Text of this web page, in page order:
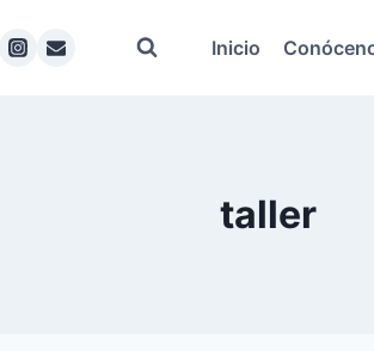
Inicio
taller